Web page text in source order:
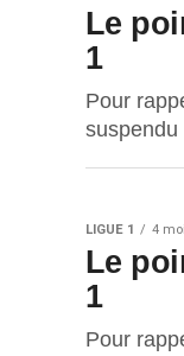
Le
1
Pour
suspendu
LIGUE 1 4
Le
1
Pour